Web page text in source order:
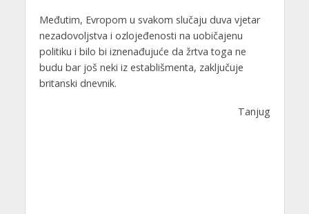
Međutim, Evropom u svakom slučaju duva vjetar
nezadovoljstva i ozlojeđenosti na uobičajenu
politiku i bilo bi iznenađujuće da žrtva toga ne
budu bar još neki iz establišmenta, zaključuje
britanski dnevnik.
Tanjug